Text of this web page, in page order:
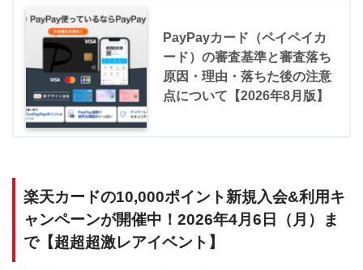
PayPayカード（ペイペイカ
ード）の審査基準と審査落ち
原因・理由・落ちた後の注意
点について【2026年8月版】
楽天カードの10,000ポイント新規入会&利用キ
ャンペーンが開催中！2026年4月6日（月）ま
で【超超超激レアイベント】